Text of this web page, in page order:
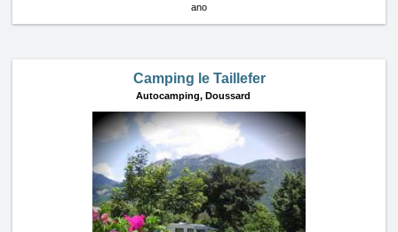
ano
Camping le Taillefer
Autocamping, Doussard